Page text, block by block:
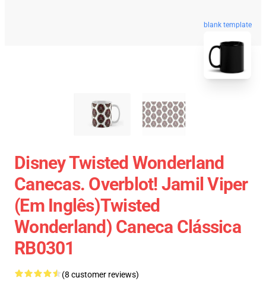
blank template
Disney Twisted Wonderland
Canecas. Overblot! Jamil Viper
(em Inglês)Twisted
Wonderland) Caneca Clássica
RB0301
(8 customer reviews)